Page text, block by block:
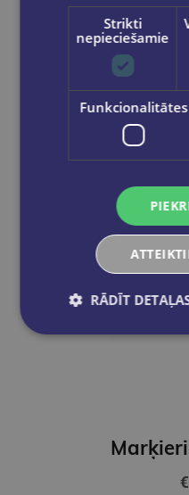
Strikti
nepieciešamie
Funkcionalitātes
RĀDĪT